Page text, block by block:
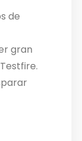
de
gran
fin
equipos